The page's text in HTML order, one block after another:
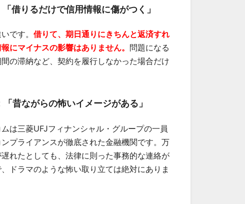
借りるだけで信用情報に傷がつく」
です。借りて、期日通りにきちんと返済すれ
にマイナスの影響はありません。 問題になる
の滞納など、契約を履行しなかった場合だけ
昔ながらの怖いイメージがある」
は三菱UFJフィナンシャル・グループの一員
プライアンスが徹底された金融機関です。万
れたとしても、法律に則った事務的な連絡が
ドラマのような怖い取り立ては絶対にありま